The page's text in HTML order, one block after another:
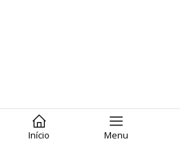
Início Menu